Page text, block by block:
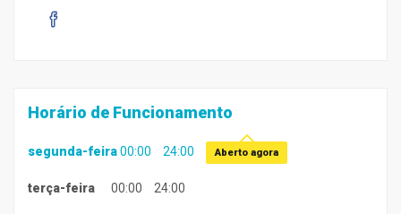
Horário de Funcionamento
segunda-feira00:00 24:00 Aberto agora
terça-feira 00:00 24:00